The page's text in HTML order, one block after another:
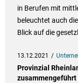
in Berufen mit
beleuchtet auch
Blick auf die
13.12.2021
Provinzial
zusammengeführt